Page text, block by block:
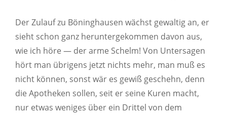
Der Zulauf zu Böninghausen wächst gewaltig an, er
sieht schon ganz heruntergekommen davon aus,
wie ich höre — der arme Schelm! Von Untersagen
hört man übrigens jetzt nichts mehr, man muß es
nicht können, sonst wär es gewiß geschehn, denn
die Apotheken sollen, seit er seine Kuren macht,
nur etwas weniges über ein Drittel von dem